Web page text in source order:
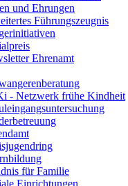
und Ehrungen
Führungszeugnis
Ehrenamt
- Netzwerk frühe Kindheit
für Familie
Einrichtungen